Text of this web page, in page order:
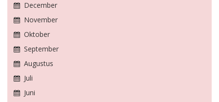
December
November
Oktober
September
Augustus
Juli
Juni